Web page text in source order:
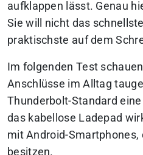
aufklappen lässt. Genau
Sie will nicht das
praktischste auf dem
Im folgenden Test
Anschlüsse im Alltag
Thunderbolt-Standard
das kabellose Ladepad
mit Android-Smartphones,
besitzen.